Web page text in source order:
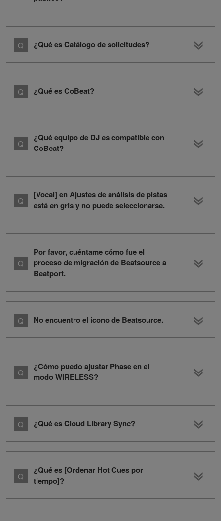
¿Qué es Catálogo de solicitudes?
¿Qué es CoBeat?
¿Qué equipo de DJ es compatible con
CoBeat?
[Vocal] en Ajustes de análisis de pistas
está en gris y no puede seleccionarse.
Por favor, cuéntame cómo fue el
proceso de migración de Beatsource a
Beatport.
No encuentro el icono de Beatsource.
¿Cómo puedo ajustar Phase en el
modo WIRELESS?
¿Qué es Cloud Library Sync?
¿Qué es [Ordenar Hot Cues por
tiempo]?